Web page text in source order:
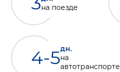
на поезде
4-5дн.
на
автотранспорте